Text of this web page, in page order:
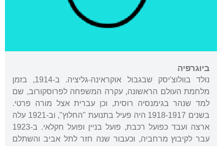
ביוגרפיה
נולד בוולוצ'יסק שבגבול אוקראינה-גליציה. ב-1914, בזמן
מלחמת העולם הראשונה, עקרה המשפחה לפרוסקורוב, שם
למד שנהר בגימנסיה רוסית, וכן עברית אצל מורה פרטי.
בשנים 1918-1917 היה פעיל בתנועת "החלוץ", וב-1921 עלה
ארצה ועבד כפועל רכבת, פועל בניין ופועל חקלאי. ב-1923
עבר לקיבוץ מרחביה, וכעבור שנה חזר לתל אביב והשתלם